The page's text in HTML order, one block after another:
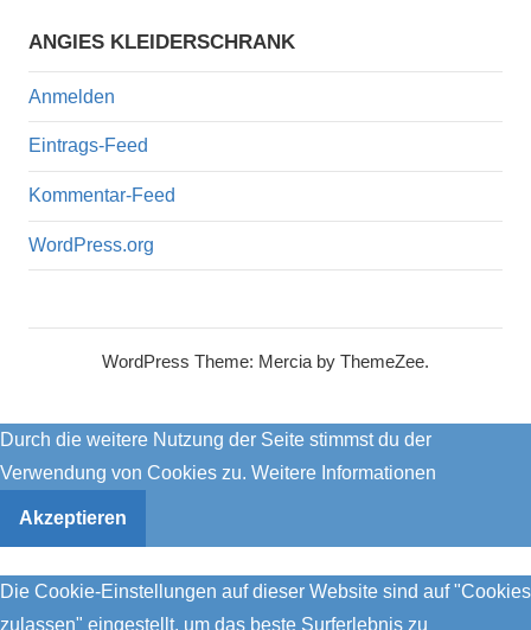
ANGIES KLEIDERSCHRANK
Anmelden
Eintrags-Feed
Kommentar-Feed
WordPress.org
WordPress Theme: Mercia by ThemeZee.
Durch die weitere Nutzung der Seite stimmst du der
Verwendung von Cookies zu. Weitere Informationen
Akzeptieren
Die Cookie-Einstellungen auf dieser Website sind auf "Cookies
zulassen" eingestellt, um das beste Surferlebnis zu